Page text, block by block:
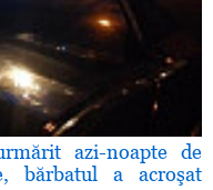
azi-noapte de
bărbatul a acroşat